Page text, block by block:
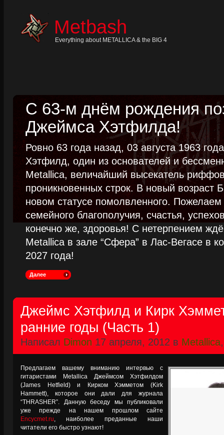
Metbash
Everything about METALLICA & the BIG 4
С 63-м днём рождения
Джеймса Хэтфилда!
Ровно 63 года назад, 03 августа 1963
Хэтфилд, один из основателей и
Metallica, величайший высекатель
проникновенных строк. В новый возраст
новом статусе помолвленного.
семейного благополучия, счастья,
конечно же, здоровья! С нетерпением
Metallica в зале “Сфера” в Лас-Вегасе в
2027 года!
Далее
Джеймс Хэтфилд и Кирк
ранние годы (Часть 1)
Написал Dimon 17 апреля, 2012 в Metallica
Предлагаем вашему вниманию интервью с
гитаристами Metallica Джеймсом Хэтфилдом
(James Hetfield) и Кирком Хэмметом (Kirk
Hammett), которое они дали для журнала
“THRASHER”. Данную беседу мы публиковали
уже прежде на нашем прошлом сайте
Encycmet.ru, наиболее преданные наши
читатели его быстро узнают!